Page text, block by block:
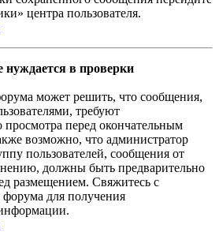
центра пользователя.
в проверки
может решить, что сообщения,
требуют
просмотра перед окончательным
возможно, что администратор
пользователей, сообщения от
должны быть предварительно
размещением. Свяжитесь с
для получения